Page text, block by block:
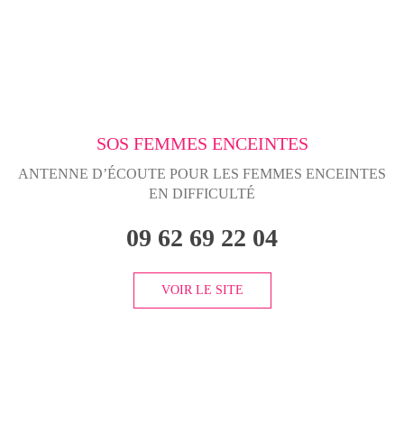
SOS FEMMES ENCEINTES
ANTENNE D’ÉCOUTE POUR LES FEMMES ENCEINTES
EN DIFFICULTÉ
09 62 69 22 04
VOIR LE SITE